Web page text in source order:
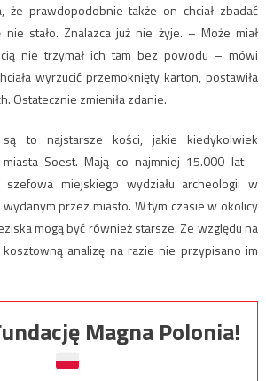
że prawdopodobnie także on chciał zbadać
stało. Znalazca już nie żyje. – Może miał
nie trzymał ich tam bez powodu – mówi
wyrzucić przemoknięty karton, postawiła
Ostatecznie zmieniła zdanie.
to najstarsze kości, jakie kiedykolwiek
Soest. Mają co najmniej 15.000 lat –
szefowa miejskiego wydziału archeologii w
przez miasto. W tym czasie w okolicy
mogą być również starsze. Ze względu na
analizę na razie nie przypisano im
Magna Polonia!